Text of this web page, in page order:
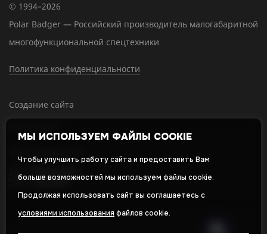
© 1994–2026
Polar Badger — Российский производитель малогабаритной
многофункциональной спецтехники
Политика конфиденциальности
Создание сайта
МЫ ИСПОЛЬЗУЕМ ФАЙЛЫ COOKIE
Чтобы улучшить работу сайта и предоставить Вам
больше возможностей мы используем файлы cookie.
Продолжая использовать сайт вы соглашаетесь с
условиями использования файлов cookie.